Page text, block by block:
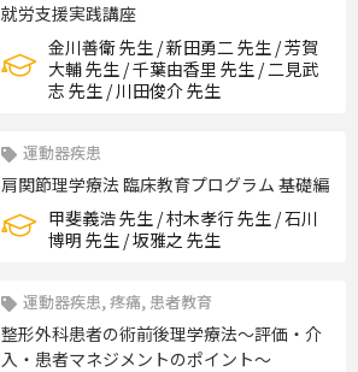
就労支援実践講座
金川善衛 先生 / 新田勇二 先生 / 芳賀
大輔 先生 / 千葉由香里 先生 / 二見武
志 先生 / 川田俊介 先生
運動器疾患
肩関節理学療法 臨床教育プログラム 基礎編
甲斐義浩 先生 / 村木孝行 先生 / 石川
博明 先生 / 坂雅之 先生
運動器疾患, 疼痛, 患者教育
整形外科患者の術前後理学療法～評価・介
入・患者マネジメントのポイント～